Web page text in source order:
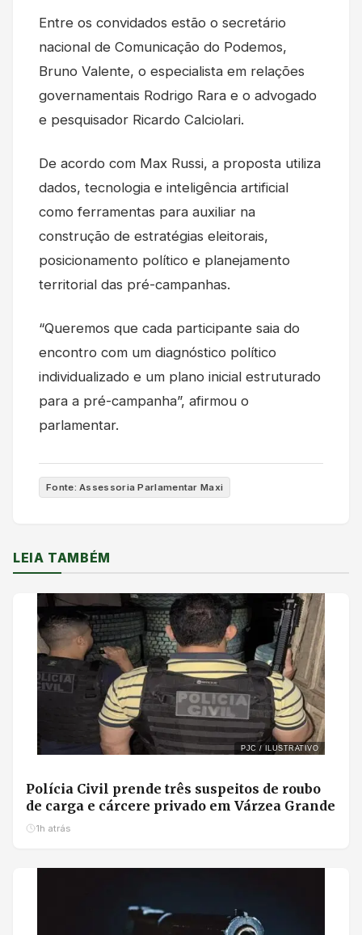
Entre os convidados estão o secretário
nacional de Comunicação do Podemos,
Bruno Valente, o especialista em relações
governamentais Rodrigo Rara e o advogado
e pesquisador Ricardo Calciolari.
De acordo com Max Russi, a proposta utiliza
dados, tecnologia e inteligência artificial
como ferramentas para auxiliar na
construção de estratégias eleitorais,
posicionamento político e planejamento
territorial das pré-campanhas.
“Queremos que cada participante saia do
encontro com um diagnóstico político
individualizado e um plano inicial estruturado
para a pré-campanha”, afirmou o
parlamentar.
Fonte: Assessoria Parlamentar Maxi
LEIA TAMBÉM
PJC / ILUSTRATIVO
Polícia Civil prende três suspeitos de roubo
de carga e cárcere privado em Várzea Grande
1h atrás